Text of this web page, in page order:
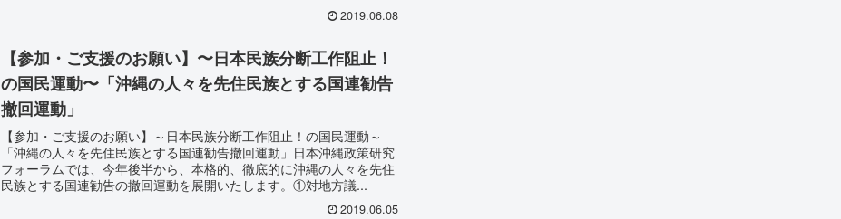
2019.06.08
【参加・ご支援のお願い】〜日本民族分断工作阻止！
の国民運動〜「沖縄の人々を先住民族とする国連勧告
撤回運動」
【参加・ご支援のお願い】～日本民族分断工作阻止！の国民運動～
「沖縄の人々を先住民族とする国連勧告撤回運動」日本沖縄政策研究
フォーラムでは、今年後半から、本格的、徹底的に沖縄の人々を先住
民族とする国連勧告の撤回運動を展開いたします。①対地方議...
2019.06.05